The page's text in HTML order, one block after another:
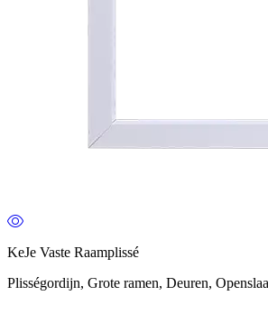
KeJe Vaste Raamplissé
Plisségordijn, Grote ramen, Deuren,